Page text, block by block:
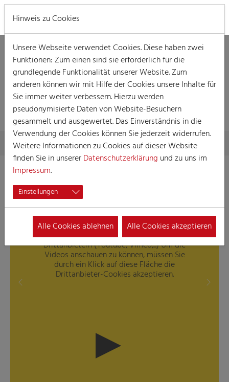
PARTNER
Skip to main content
You are here:
Home Festkomitee Partner
Dieses Element enthält externe Videos von
Drittanbietern (Youtube, Vimeo,...) Um die
Videos anschauen zu können, müssen Sie
durch ein Klick auf diese Fläche die
Drittanbieter-Cookies akzeptieren.
Previous
Next
Hinweis zu Cookies
Unsere Webseite verwendet Cookies. Diese haben zwei
Funktionen: Zum einen sind sie erforderlich für die
grundlegende Funktionalität unserer Website. Zum
anderen können wir mit Hilfe der Cookies unsere Inhalte für
Sie immer weiter verbessern. Hierzu werden
pseudonymisierte Daten von Website-Besuchern
gesammelt und ausgewertet. Das Einverständnis in die
Verwendung der Cookies können Sie jederzeit widerrufen.
Weitere Informationen zu Cookies auf dieser Website
finden Sie in unsererDatenschutzerklärung und zu uns im
Impressum.
Einstellungen
Alle Cookies ablehnen Alle Cookies akzeptieren